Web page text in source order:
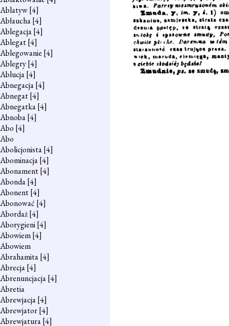
Ablatyw[4]
Abłaucha[4]
Ablegacja[4]
Ablegat[4]
Ablegowanie [4]
Ablegry[4]
Ablucja[4]
Abnegacja[4]
Abnegat[4]
Abnegatka[4]
Abnoba[4]
Abo [4]
Abo
Abolicjonista[4]
Abominacja[4]
Abonament[4]
Abonda[4]
Abonent[4]
Abonować [4]
Abordaż[4]
Aborygieni[4]
Abowiem[4]
Abowiem
Abrahamita[4]
Abrecja[4]
Abrenuncjacja[4]
Abretia
Abrewjacja[4]
Abrewjator[4]
Abrewjatura[4]